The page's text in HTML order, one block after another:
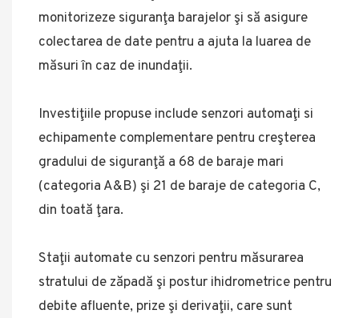
monitorizeze siguranţa barajelor şi să asigure
colectarea de date pentru a ajuta la luarea de
măsuri în caz de inundaţii.
Investiţiile propuse include senzori automaţi si
echipamente complementare pentru creşterea
gradului de siguranţă a 68 de baraje mari
(categoria A&B) şi 21 de baraje de categoria C,
din toată ţara.
Staţii automate cu senzori pentru măsurarea
stratului de zăpadă şi postur ihidrometrice pentru
debite afluente, prize şi derivaţii, care sunt